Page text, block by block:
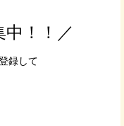
中！！／
録して